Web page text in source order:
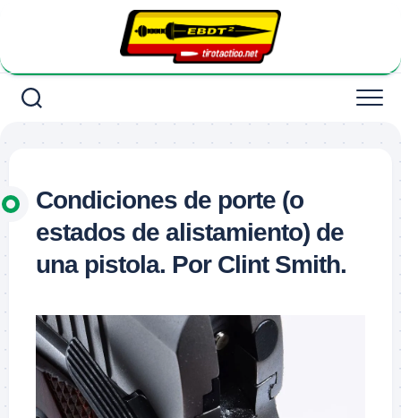
Condiciones de porte (o
estados de alistamiento) de
una pistola. Por Clint Smith.